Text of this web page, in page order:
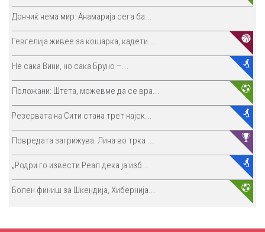
Дончиќ нема мир: Анамарија сега ба...
Гевгелија живее за кошарка, кадети...
Не сака Вини, но сака Бруно –...
Положани: Штета, можевме да се вра...
Резервата на Сити стана трет најск...
Повредата загрижува: Лина во трка ...
„Родри го извести Реал дека ја изб...
Болен финиш за Шкендија, Хибернија...